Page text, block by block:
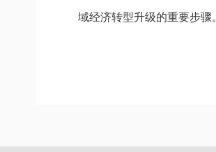
域经济转型升级的重要步骤。